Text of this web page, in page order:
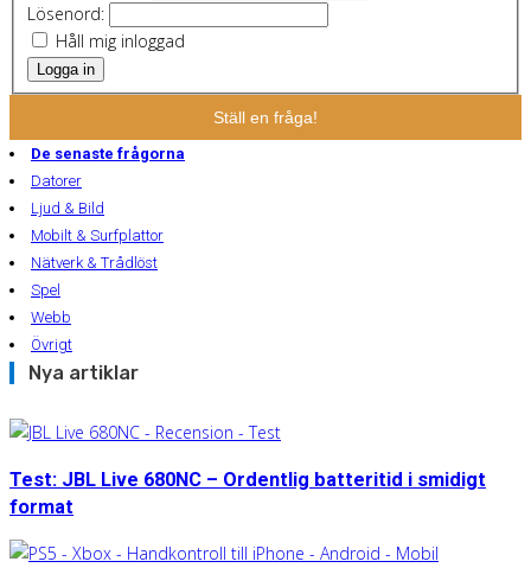
Lösenord:
Håll mig inloggad
Logga in
Ställ en fråga!
De senaste frågorna
Datorer
Ljud & Bild
Mobilt & Surfplattor
Nätverk & Trådlöst
Spel
Webb
Övrigt
Nya artiklar
Test: JBL Live 680NC – Ordentlig batteritid i smidigt
format